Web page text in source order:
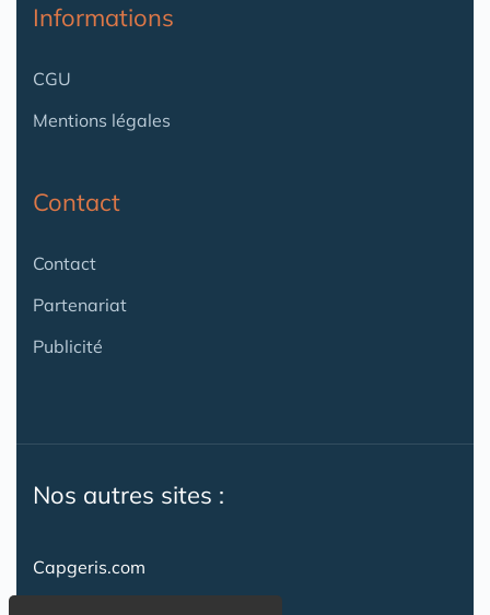
Informations
CGU
Mentions légales
Contact
Contact
Partenariat
Publicité
Nos autres sites :
Capgeris.com